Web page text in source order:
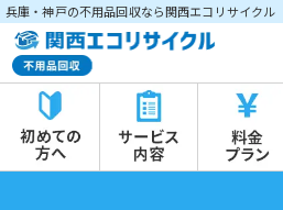
兵庫・神戸の不用品回収なら関西エコリサイクル